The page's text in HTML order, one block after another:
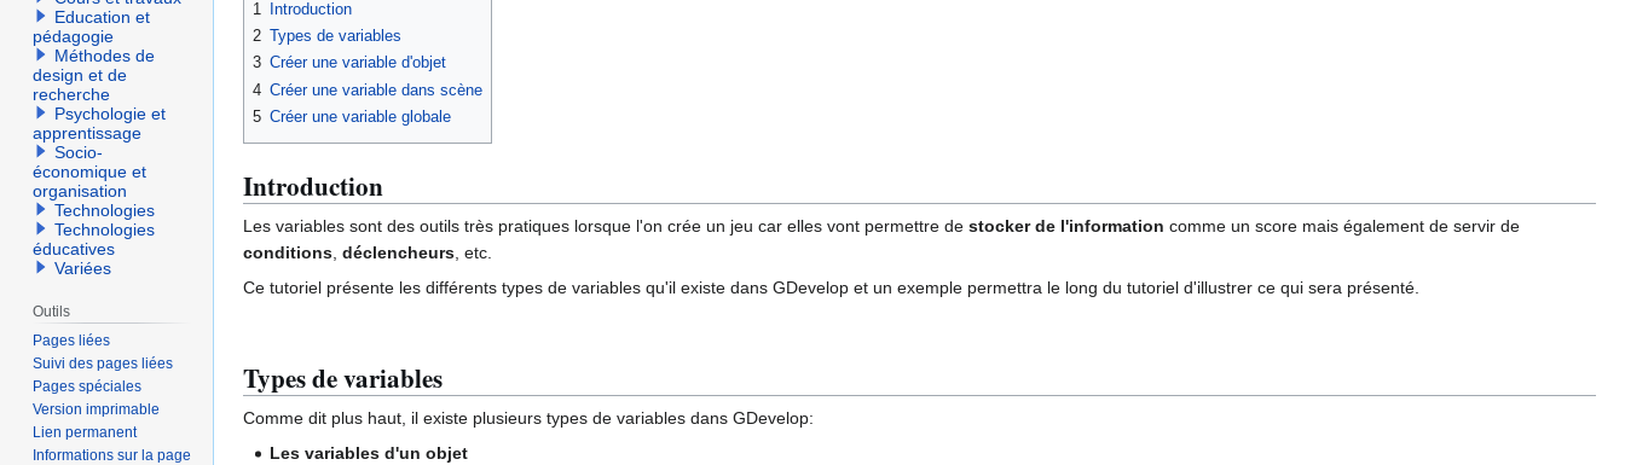
1
Introduction
2 Types de variables
3 Créer une variable d'objet
4 Créer une variable dans scène
5 Créer une variable globale
Introduction
Les variables sont des outils très pratiques lorsque l'on crée un jeu car elles vont permettre de stocker de l'information comme un score mais également de servir de
conditions déclencheurs , etc.
Ce tutoriel présente les différents types de variables qu'il existe dans GDevelop et un exemple permettra le long du tutoriel d'illustrer ce qui sera présenté.
Types de variables
Comme dit plus haut, il existe plusieurs types de variables dans GDevelop:
Les variables d'un objet
Education et
pédagogie
Méthodes de
design et de
recherche
Psychologie et
apprentissage
Socio-
économique et
organisation
Technologies
Technologies
éducatives
Variées
Outils
Pages liées
Suivi des pages liées
Pages spéciales
Version imprimable
Lien permanent
Informations sur la page